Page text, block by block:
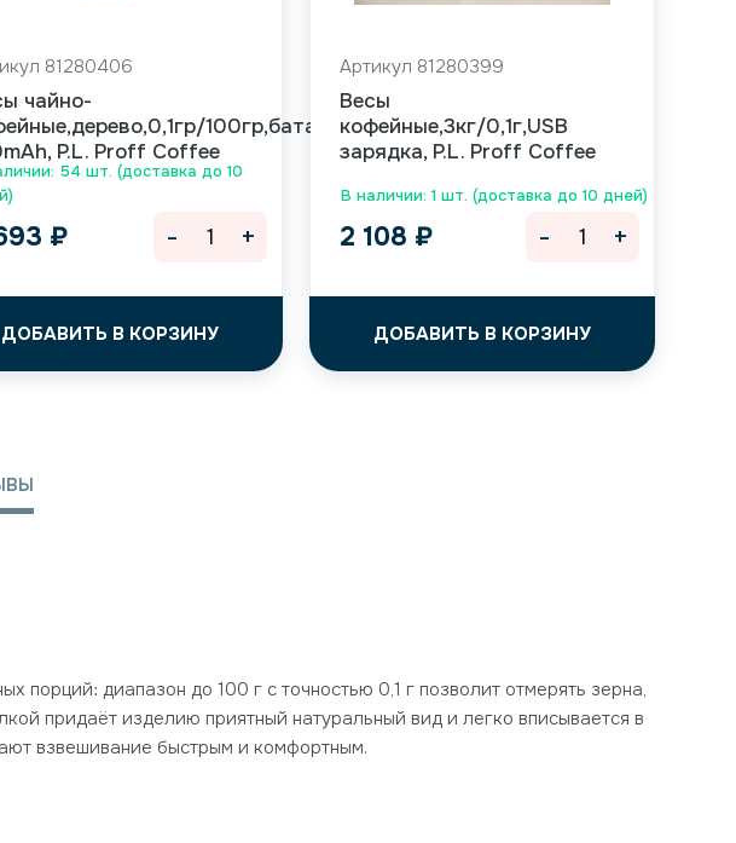
54 шт. (доставка до 10
81280406
чайно-
100гр,батарейка
P.L. Proff Coffee
₽
ДОБАВИТЬ В КОРЗИНУ
- +
В наличии: 1 шт. (доставка до 10 дней)
Артикул 81280399
Весы
кофейные,3кг/0,1г,USB
зарядка, P.L. Proff Coffee
2 108 ₽
ДОБАВИТЬ В КОРЗИНУ
- +
порций: диапазон до 100 г с точностью 0,1 г позволит отмерять зерна,
придаёт изделию приятный натуральный вид и легко вписывается в
взвешивание быстрым и комфортным.